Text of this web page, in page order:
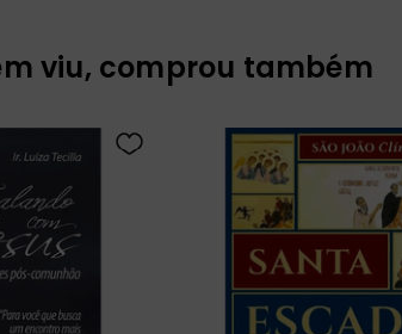
viu, comprou também